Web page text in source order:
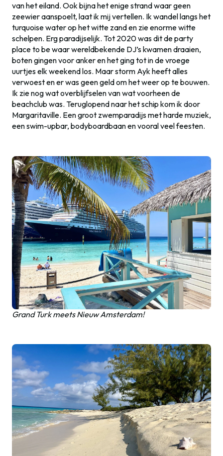
van het eiland. Ook bijna het enige strand waar geen
zeewier aanspoelt, laat ik mij vertellen. Ik wandel langs het
turquoise water op het witte zand en zie enorme witte
schelpen. Erg paradijselijk. Tot 2020 was dit de party
place to be waar wereldbekende DJ’s kwamen draaien,
boten gingen voor anker en het ging tot in de vroege
uurtjes elk weekend los. Maar storm Ayk heeft alles
verwoest en er was geen geld om het weer op te bouwen.
Ik zie nog wat overblijfselen van wat voorheen de
beachclub was. Teruglopend naar het schip kom ik door
Margaritaville. Een groot zwemparadijs met harde muziek,
een swim-upbar, bodyboardbaan en vooral veel feesten.
Grand Turk meets Nieuw Amsterdam!